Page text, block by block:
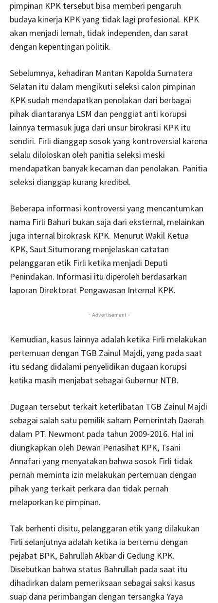
pimpinan KPK tersebut bisa memberi pengaruh
budaya kinerja KPK yang tidak lagi profesional. KPK
akan menjadi lemah, tidak independen, dan sarat
dengan kepentingan politik.
Sebelumnya, kehadiran Mantan Kapolda Sumatera
Selatan itu dalam mengikuti seleksi calon pimpinan
KPK sudah mendapatkan penolakan dari berbagai
pihak diantaranya LSM dan penggiat anti korupsi
lainnya termasuk juga dari unsur birokrasi KPK itu
sendiri. Firli dianggap sosok yang kontroversial karena
selalu diloloskan oleh panitia seleksi meski
mendapatkan banyak kecaman dan penolakan. Panitia
seleksi dianggap kurang kredibel.
Beberapa informasi kontroversi yang mencantumkan
nama Firli Bahuri bukan saja dari eksternal, melainkan
juga internal birokrask KPK. Menurut Wakil Ketua
KPK, Saut Situmorang menjelaskan catatan
pelanggaran etik Firli ketika menjadi Deputi
Penindakan. Informasi itu diperoleh berdasarkan
laporan Direktorat Pengawasan Internal KPK.
- Advertisement -
Kemudian, kasus lainnya adalah ketika Firli melakukan
pertemuan dengan TGB Zainul Majdi, yang pada saat
itu sedang didalami penyelidikan dugaan korupsi
ketika masih menjabat sebagai Gubernur NTB.
Dugaan tersebut terkait keterlibatan TGB Zainul Majdi
sebagai salah satu pemilik saham Pemerintah Daerah
dalam PT. Newmont pada tahun 2009-2016. Hal ini
diungkapkan oleh Dewan Penasihat KPK, Tsani
Annafari yang menyatakan bahwa sosok Firli tidak
pernah meminta izin melakukan pertemuan dengan
pihak yang terkait perkara dan tidak pernah
melaporkan ke pimpinan.
Tak berhenti disitu, pelanggaran etik yang dilakukan
Firli selanjutnya adalah ketika ia bertemu dengan
pejabat BPK, Bahrullah Akbar di Gedung KPK.
Disebutkan bahwa status Bahrullah pada saat itu
dihadirkan dalam pemeriksaan sebagai saksi kasus
suap dana perimbangan dengan tersangka Yaya